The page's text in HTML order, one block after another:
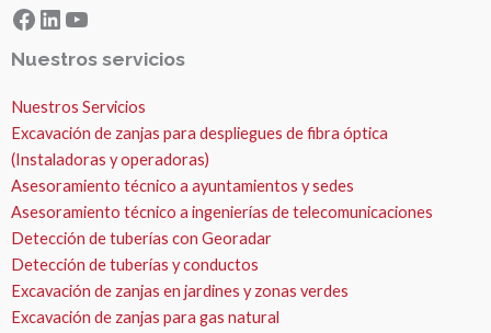
Facebook
LinkedIn
YouTube
Nuestros servicios
Nuestros Servicios
Excavación de zanjas para despliegues de fibra óptica
(Instaladoras y operadoras)
Asesoramiento técnico a ayuntamientos y sedes
Asesoramiento técnico a ingenierías de telecomunicaciones
Detección de tuberías con Georadar
Detección de tuberías y conductos
Excavación de zanjas en jardines y zonas verdes
Excavación de zanjas para gas natural